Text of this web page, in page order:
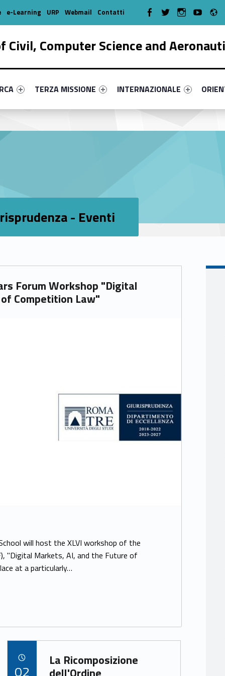
Civil, Computer Science and
primary-64487-17
#link-menu-primary-1751-38
Link identifier #link-menu-primary-17805-51
TERZA MISSIONE
Link identifier #link-menu-
INTERNAZIONALE
Link
e-Learning URP Webmail Contatti WebMan on Facebook
WebMan on TwitterWebMan onWebMan
- Eventi
Forum Workshop "Digital
Competition Law"
will host the XLVI workshop of the
"Digital Markets, AI, and the Future of
at a particularly…
Link identifier archive #link-archive-13801
La Ricomposizione
02